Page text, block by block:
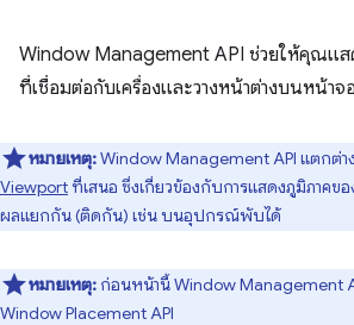
Window Management API ช่วยให้คุณแส
ที่เชื่อมต่อกับเครื่องและวางหน้าต่างบนหน้าจ
หมายเหตุ:Window Management API แตกต่า
Viewport ที่เสนอ ซึ่งเกี่ยวข้องกับการแสดงภูมิภาคข
ผลแยกกัน (ติดกัน) เช่น บนอุปกรณ์พับได้
หมายเหตุ: ก่อนหน้านี้ Window Management
Window Placement API